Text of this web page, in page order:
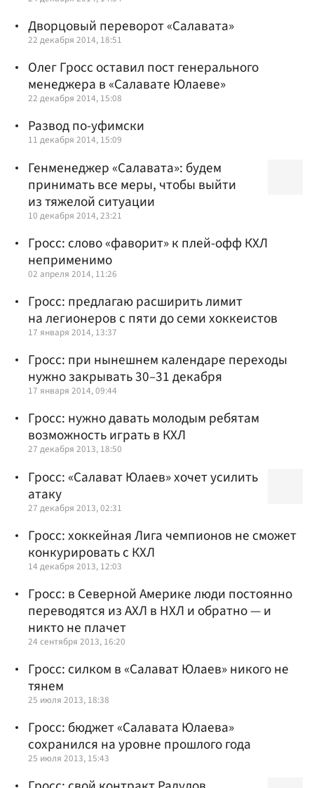
Дворцовый переворот «Салавата»
22 декабря 2014, 18:51
Олег Гросс оставил пост генерального
менеджера в «Салавате Юлаеве»
22 декабря 2014, 15:08
Развод по-уфимски
11 декабря 2014, 15:09
Генменеджер «Салавата»: будем
принимать все меры, чтобы выйти
из тяжелой ситуации
10 декабря 2014, 23:21
Гросс: слово «фаворит» к плей-офф КХЛ
неприменимо
02 апреля 2014, 11:26
Гросс: предлагаю расширить лимит
на легионеров с пяти до семи хоккеистов
17 января 2014, 13:37
Гросс: при нынешнем календаре переходы
нужно закрывать 30–31 декабря
17 января 2014, 09:44
Гросс: нужно давать молодым ребятам
возможность играть в КХЛ
27 декабря 2013, 18:50
Гросс: «Салават Юлаев» хочет усилить
атаку
27 декабря 2013, 02:31
Гросс: хоккейная Лига чемпионов не сможет
конкурировать с КХЛ
14 декабря 2013, 12:03
Гросс: в Северной Америке люди постоянно
переводятся из АХЛ в НХЛ и обратно — и
никто не плачет
24 сентября 2013, 16:20
Гросс: силком в «Салават Юлаев» никого не
тянем
25 июля 2013, 18:38
Гросс: бюджет «Салавата Юлаева»
сохранился на уровне прошлого года
25 июля 2013, 15:43